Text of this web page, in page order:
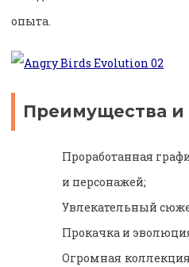
опыта.
Преимущества и
Проработанная
и персонажей;
Увлекательный
Прокачка и
Огромная